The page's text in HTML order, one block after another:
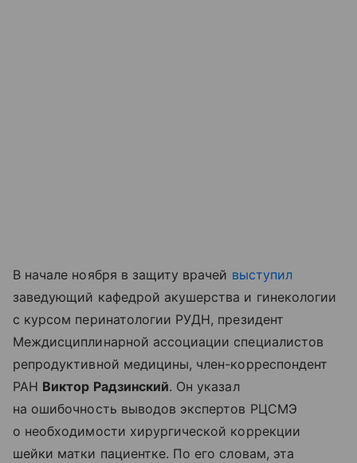
В начале ноября в защиту врачей выступил
заведующий кафедрой акушерства и гинекологии
с курсом перинатологии РУДН, президент
Междисциплинарной ассоциации специалистов
репродуктивной медицины, член-корреспондент
РАН Виктор Радзинский. Он указал
на ошибочность выводов экспертов РЦСМЭ
о необходимости хирургической коррекции
шейки матки пациентке. По его словам, эта